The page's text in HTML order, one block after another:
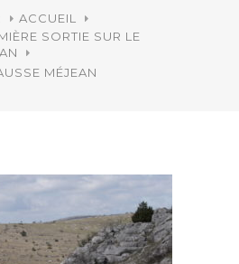
ACCUEIL
SORTIE SUR LE
MÉJEAN